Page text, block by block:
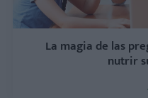
La magia de las
nutrir